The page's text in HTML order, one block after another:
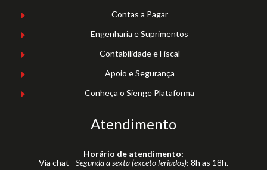
Contas a Pagar
Engenharia e Suprimentos
Contabilidade e Fiscal
Apoio e Segurança
Conheça o Sienge Plataforma
Atendimento
Horário de atendimento:
Via chat - Segunda a sexta (exceto feriados): 8h as 18h.